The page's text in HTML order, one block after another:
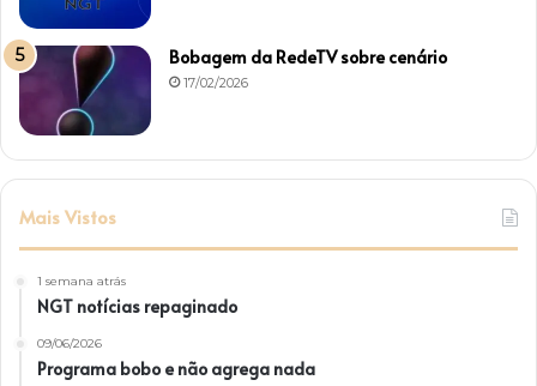
Bobagem da RedeTV sobre cenário
17/02/2026
Mais Vistos
1 semana atrás
NGT notícias repaginado
09/06/2026
Programa bobo e não agrega nada